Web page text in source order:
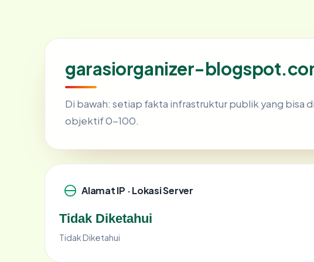
garasiorganizer-
Di bawah: setiap fakta infrastruktur publik yang bisa
objektif 0-100.
Alamat IP · Lokasi Server
Tidak Diketahui
Tidak Diketahui